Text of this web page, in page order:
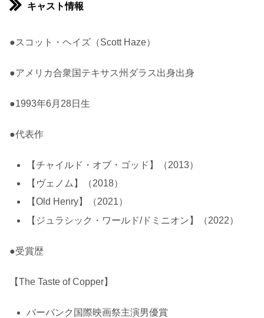
キャスト情報
●スコット・ヘイズ（Scott Haze）
●アメリカ合衆国テキサス州ダラス出身出身
●1993年6月28日生
●代表作
【チャイルド・オブ・ゴッド】（2013）
【ヴェノム】（2018）
【Old Henry】（2021）
【ジュラシック・ワールド/ドミニオン】（2022）
●受賞歴
【The Taste of Copper】
バーバンク国際映画祭主演男優賞